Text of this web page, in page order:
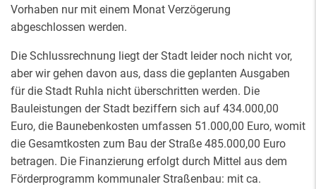
Vorhaben nur mit einem Monat Verzögerung
abgeschlossen werden.
Die Schlussrechnung liegt der Stadt leider noch nicht vor,
aber wir gehen davon aus, dass die geplanten Ausgaben
für die Stadt Ruhla nicht überschritten werden. Die
Bauleistungen der Stadt beziffern sich auf 434.000,00
Euro, die Baunebenkosten umfassen 51.000,00 Euro, womit
die Gesamtkosten zum Bau der Straße 485.000,00 Euro
betragen. Die Finanzierung erfolgt durch Mittel aus dem
Förderprogramm kommunaler Straßenbau: mit ca.